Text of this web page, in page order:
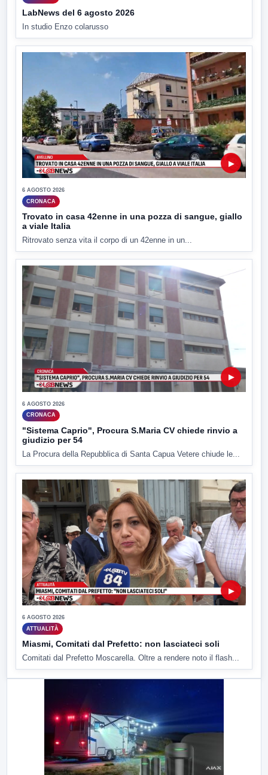
LabNews del 6 agosto 2026
In studio Enzo colarusso
▶
6 AGOSTO 2026
CRONACA
Trovato in casa 42enne in una pozza di sangue, giallo
a viale Italia
Ritrovato senza vita il corpo di un 42enne in un...
▶
6 AGOSTO 2026
CRONACA
"Sistema Caprio", Procura S.Maria CV chiede rinvio a
giudizio per 54
La Procura della Repubblica di Santa Capua Vetere chiude le...
▶
6 AGOSTO 2026
ATTUALITÀ
Miasmi, Comitati dal Prefetto: non lasciateci soli
Comitati dal Prefetto Moscarella. Oltre a rendere noto il flash...